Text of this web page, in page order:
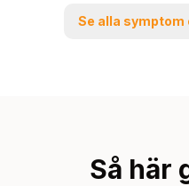
Se alla
Så här